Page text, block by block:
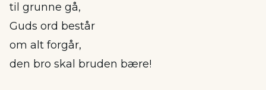
til grunne gå,
Guds ord består
om alt forgår,
den bro skal bruden bære!